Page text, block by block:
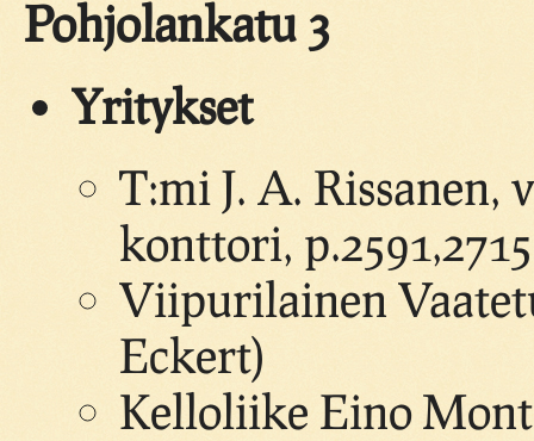
Pohjolankatu 3
Yritykset
T:mi J. A.
konttori, p.2591,2715
Viipurilainen
Eckert)
Kelloliike Eino